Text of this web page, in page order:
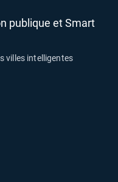
publique et Smart
villes intelligentes